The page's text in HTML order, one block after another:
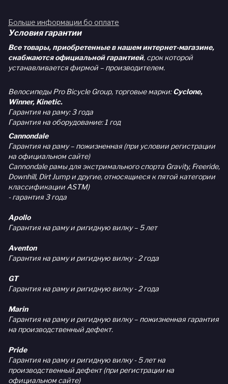
Больше информации бо оплате
Условия гарантии
Все товары, приобретенные в нашем интернет-магазине,
снабжаются официальной гарантией, срок которой
устанавливается фирмой – производителем.
Велосипеды Pro Bicycle Group, торговые марки:Cyclone,
Winner, Kinetic.
Гарантия на раму: 3 года
Гарантия на оборудование: 1 год
Cannondale
Гарантия на раму – пожизненная (при условии регистрации
на официальном сайте)
Cannondale рамы для экстримального спорта Gravity, Freeride,
Downhill, Dirt Jump и другие, относящиеся к пятой категории
классификации ASTM)
- гарантия 3 года
Apollo
Гарантия на раму и ригидную вилку – 5 лет
Aventon
Гарантия на раму и ригидную вилку - 2 года
GT
Гарантия на раму и ригидную вилку - 2 года
Marin
Гарантия на раму и ригидную вилку – пожизненная гарантия
на производственный дефект.
Pride
Гарантия на раму и ригидную вилку - 5 лет на
производственный дефект (при регистрации на
официальном сайте)